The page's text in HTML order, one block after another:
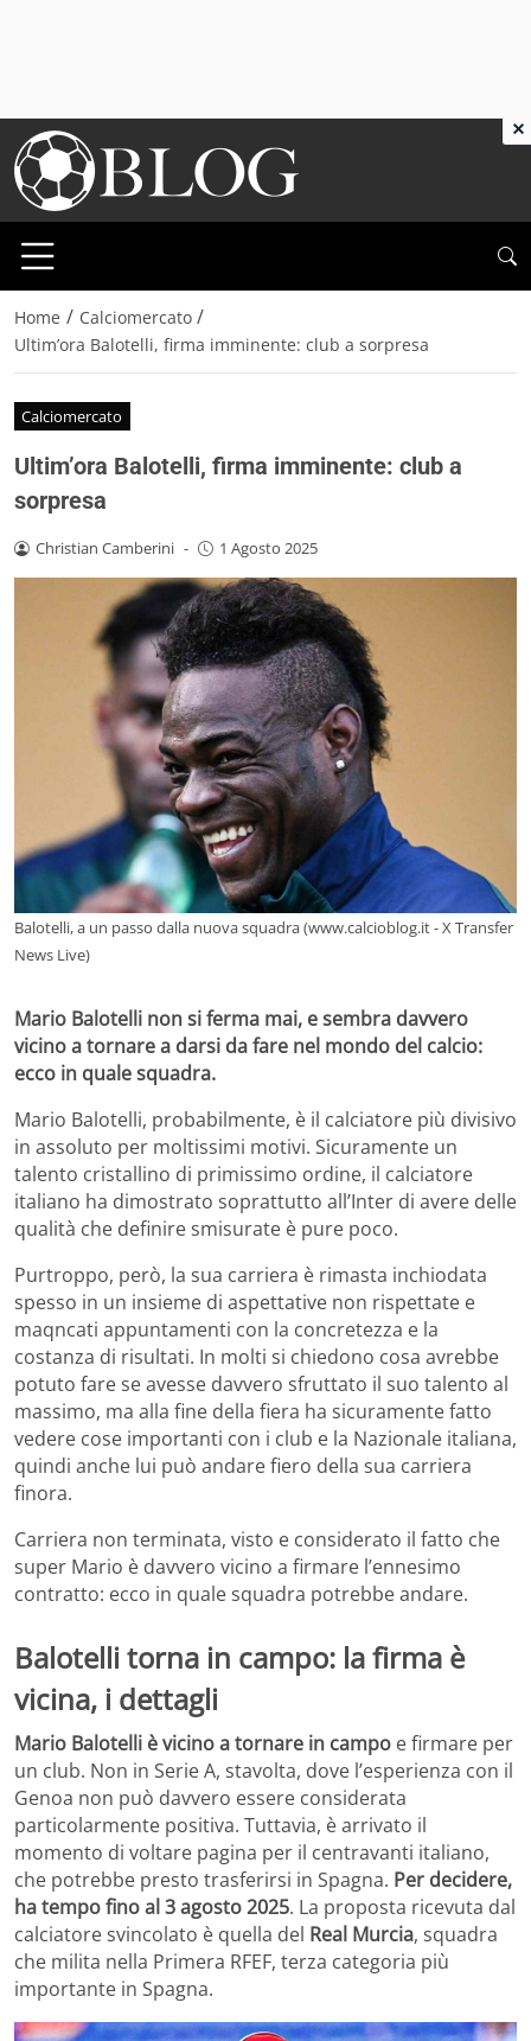
Home / Calciomercato /
Ultim’ora Balotelli, firma imminente: club a sorpresa
Calciomercato
Ultim’ora Balotelli, firma imminente: club a
sorpresa
Christian Camberini - 1 Agosto 2025
Balotelli, a un passo dalla nuova squadra (www.calcioblog.it - X Transfer
News Live)
Mario Balotelli non si ferma mai, e sembra davvero
vicino a tornare a darsi da fare nel mondo del calcio:
ecco in quale squadra.
Mario Balotelli, probabilmente, è il calciatore più divisivo
in assoluto per moltissimi motivi. Sicuramente un
talento cristallino di primissimo ordine, il calciatore
italiano ha dimostrato soprattutto all’Inter di avere delle
qualità che definire smisurate è pure poco.
Purtroppo, però, la sua carriera è rimasta inchiodata
spesso in un insieme di aspettative non rispettate e
maqncati appuntamenti con la concretezza e la
costanza di risultati. In molti si chiedono cosa avrebbe
potuto fare se avesse davvero sfruttato il suo talento al
massimo, ma alla fine della fiera ha sicuramente fatto
vedere cose importanti con i club e la Nazionale italiana,
quindi anche lui può andare fiero della sua carriera
finora.
Carriera non terminata, visto e considerato il fatto che
super Mario è davvero vicino a firmare l’ennesimo
contratto: ecco in quale squadra potrebbe andare.
Balotelli torna in campo: la firma è
vicina, i dettagli
Mario Balotelli è vicino a tornare in campo e firmare per
un club. Non in Serie A, stavolta, dove l’esperienza con il
Genoa non può davvero essere considerata
particolarmente positiva. Tuttavia, è arrivato il
momento di voltare pagina per il centravanti italiano,
che potrebbe presto trasferirsi in Spagna. Per decidere,
ha tempo fino al 3 agosto 2025. La proposta ricevuta dal
calciatore svincolato è quella del Real Murcia, squadra
che milita nella Primera RFEF, terza categoria più
importante in Spagna.
×